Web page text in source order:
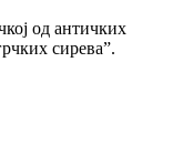
од античких
сирева”.